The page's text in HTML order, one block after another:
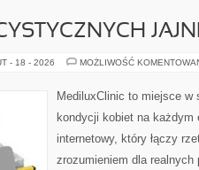
- 18 - 2026 MOŻLIWOŚĆ
MediluxClinic to miejsce
kondycji kobiet na każdym
internetowy, który łączy
zrozumieniem dla